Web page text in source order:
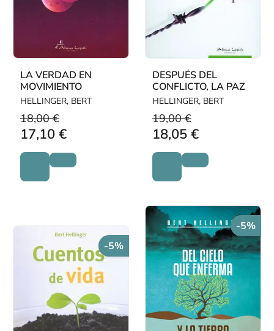
LA VERDAD EN
MOVIMIENTO
HELLINGER, BERT
18,00 €
17,10 €
DESPUÉS DEL
CONFLICTO, LA PAZ
HELLINGER, BERT
19,00 €
18,05 €
-5%
-5%